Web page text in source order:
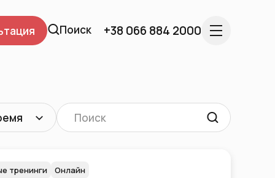
Поиск +38 066 884 2000
тренинги Онлайн